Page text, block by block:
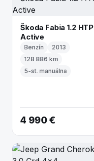
Škoda Fabia 1.2 HTP
Active
Benzín
2013
128 886 km
5-st. manuálna
4 990 €